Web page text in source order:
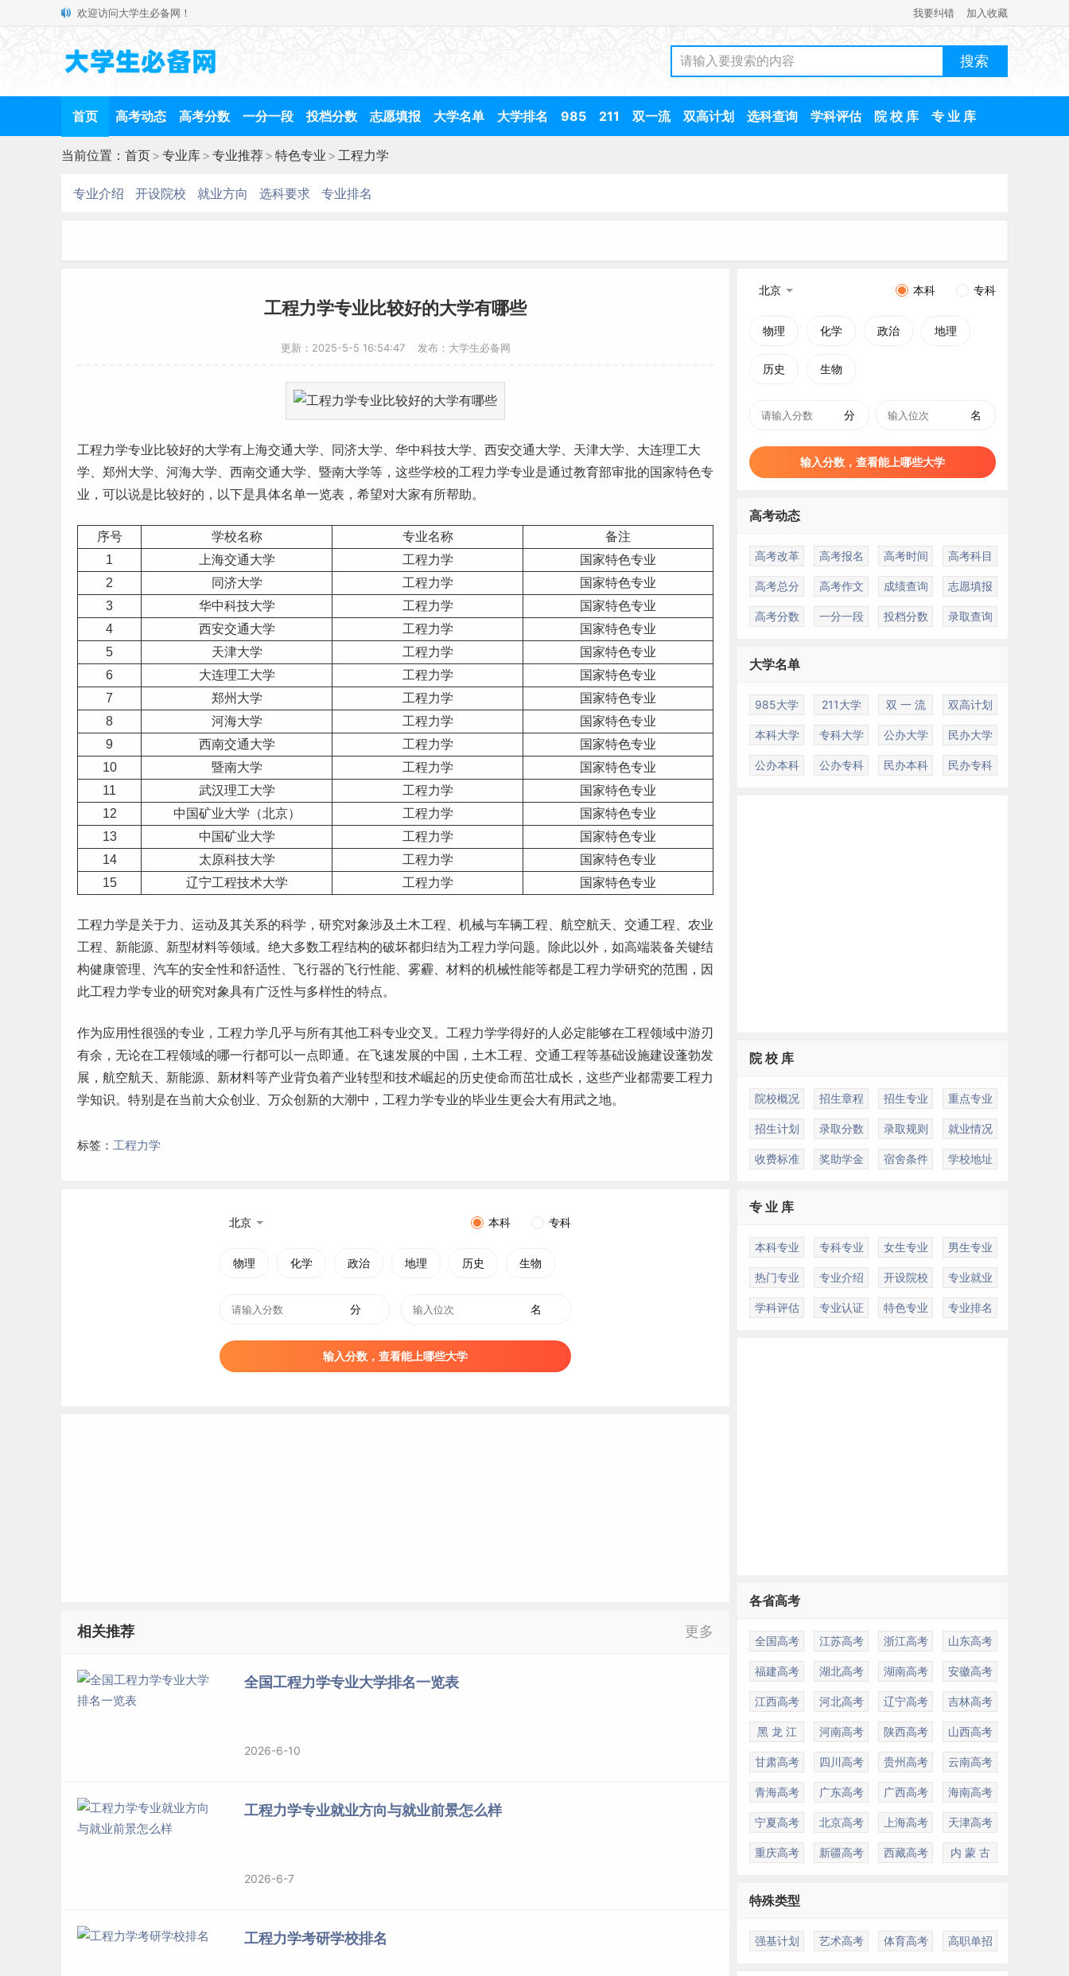
欢迎访问大学生必备网！ 我要纠错 加入收藏
首页 高考动态 高考分数 一分一段 投档分数 志愿填报 大学名单 大学排名 985 211 双一流 双高计划 选科查询 学科评估 院 校 库 专 业 库
当前位置： 首页> 专业库> 专业推荐> 特色专业 > 工程力学
专业介绍 开设院校 就业方向 选科要求 专业排名
工程力学专业比较好的大学有哪些
更新：2025-5-5 16:54:47 发布：大学生必备网
工程力学专业比较好的大学有 上海交通大学、同济大学、华中科技大学、西安交通大学、 天津大学、大连理工大
学、郑州大学、河海大学、西南交通大学、暨南大学等，这些学校的工程力学专业是通过教育部审批的国家特色专
业 ，可以说是比较好的，以下是具体名单一览表，希望对大家有所帮助。
序号 学校名称 专业名称
备注
1
上海交通大学 工程力学 国家特色专业
2
同济大学 工程力学
国家特色专业
3
华中科技大学 工程力学
国家特色专业
4
西安交通大学 工程力学
国家特色专业
5
天津大学 工程力学
国家特色专业
6
大连理工大学 工程力学
国家特色专业
7
郑州大学 工程力学
国家特色专业
8
河海大学 工程力学
国家特色专业
9
西南交通大学 工程力学
国家特色专业
10
暨南大学 工程力学
国家特色专业
11
武汉理工大学 工程力学
国家特色专业
12
中国矿业大学（北京） 工程力学
国家特色专业
13
中国矿业大学 工程力学
国家特色专业
14
太原科技大学 工程力学
国家特色专业
15
辽宁工程技术大学 工程力学 国家特色专业
工程力学是关于力、运动及其关系的科学，研究对象涉及土木工程、机械与车辆工程、航空航天、交通工程、农业
工程、新能源、新型材料等领域。绝大多数工程结构的破坏都归结为工程力学问题。除此以外，如高端装备关键结
构健康管理、汽车的安全性和舒适性、飞行器的飞行性能、雾霾、材料的机械性能等都是工程力学研究的范围，因
此工程力学专业的研究对象具有广泛性与多样性的特点。
作为应用性很强的专业，工程力学几乎与所有其他工科专业交叉。工程力学学得好的人必定能够在工程领域中游刃
有余，无论在工程领域的哪一行都可以一点即通。在飞速发展的中国，土木工程、交通工程等基础设施建设蓬勃发
展，航空航天、新能源、新材料等产业背负着产业转型和技术崛起的历史使命而茁壮成长 ，这些产业都需要工程力
学知识。特别是在当前大众创业 、万众创新的大潮中，工程力学专业的毕业生更会大有用武之地。
标签： 工程力学
北京 本科 专科
物理 化学 政治 地理 历史 生物
分 名
输入分数，查看能上哪些大学
相关推荐 更多
全国工程力学专业大学排名一览表
2026-6-10
工程力学专业就业方向与就业前景怎么样
2026-6-7
工程力学考研学校排名
北京 本科 专科
物理 化学 政治 地理
历史 生物
分 名
输入分数，查看能上哪些大学
高考动态
高考改革 高考报名 高考时间 高考科目
高考总分 高考作文 成绩查询 志愿填报
高考分数 一分一段 投档分数 录取查询
大学名单
985大学 211大学 双 一 流 双高计划
本科大学 专科大学 公办大学 民办大学
公办本科 公办专科 民办本科 民办专科
院 校 库
院校概况 招生章程 招生专业 重点专业
招生计划 录取分数 录取规则 就业情况
收费标准 奖助学金 宿舍条件 学校地址
专 业 库
本科专业 专科专业 女生专业 男生专业
热门专业 专业介绍 开设院校 专业就业
学科评估 专业认证 特色专业 专业排名
各省高考
全国高考 江苏高考 浙江高考 山东高考
福建高考 湖北高考 湖南高考 安徽高考
江西高考 河北高考 辽宁高考 吉林高考
黑 龙 江 河南高考 陕西高考 山西高考
甘肃高考 四川高考 贵州高考 云南高考
青海高考 广东高考 广西高考 海南高考
宁夏高考 北京高考 上海高考 天津高考
重庆高考 新疆高考 西藏高考 内 蒙 古
特殊类型
强基计划 艺术高考 体育高考 高职单招